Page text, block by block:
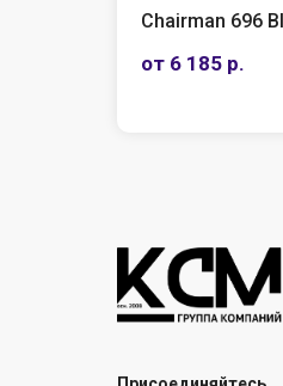
Chairman 696 Black